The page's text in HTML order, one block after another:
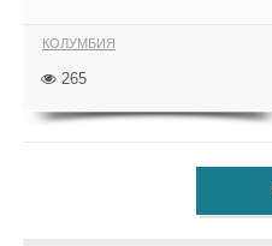
КОЛУМБИЯ
265